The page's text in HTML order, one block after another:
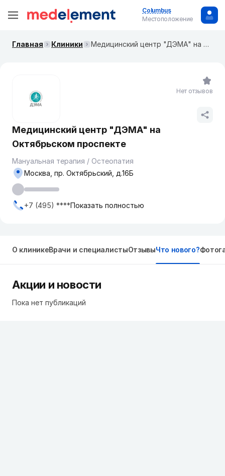
Columbus
Местоположение
Главная Клиники Медицинский центр "ДЭМА" на ​Октябрьском проспекте
Медицинский центр "ДЭМА" на ​
Октябрьском проспекте
Мануальная терапия / Остеопатия
Москва, пр. ​Октябрьский, д.16Б​
+7 (495) ****Показать полностью
Нет отзывов
О клиникеВрачи и специалистыОтзывыЧто нового?
Акции и новости
Пока нет публикаций